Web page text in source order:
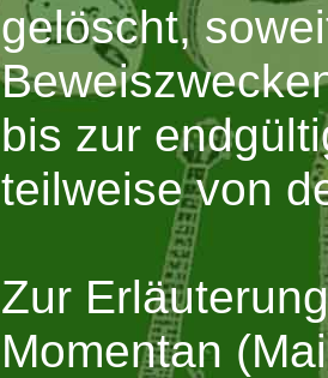
gelöscht,
bis zur
teilweise von
Zur
Momentan